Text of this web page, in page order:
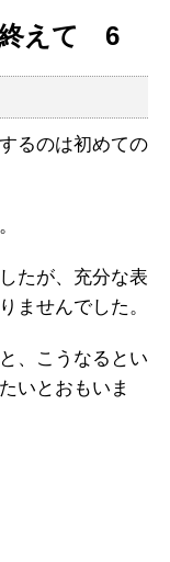
終えて 6
るのは初めての
たが、充分な表
ませんでした。
、こうなるとい
いとおもいま